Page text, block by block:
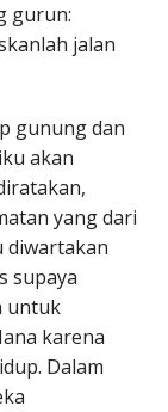
gurun:
jalan
gunung dan
akan
yang dari
diwartakan
supaya
untuk
karena
Dalam